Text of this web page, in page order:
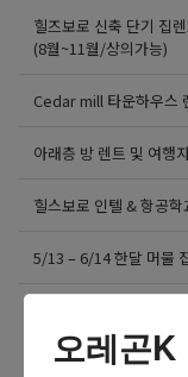
힐즈보로 신축 단기 집
(8월~11월/상의가능)
Cedar mill 타운하우스
아래층 방 렌트 및 여행
힐스보로 인텔 & 항공학
5/13 – 6/14 한달 머물
오레곤K